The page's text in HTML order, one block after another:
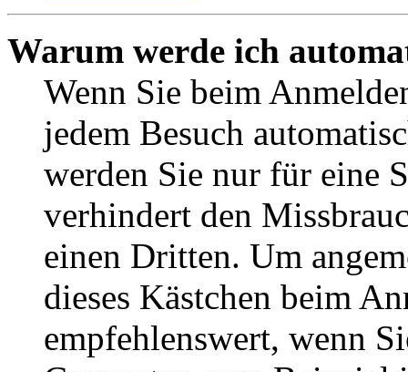
Warum werde ich
Wenn Sie beim
jedem Besuch
werden Sie nur für eine
verhindert den
einen Dritten. Um
dieses Kästchen beim
empfehlenswert, wenn